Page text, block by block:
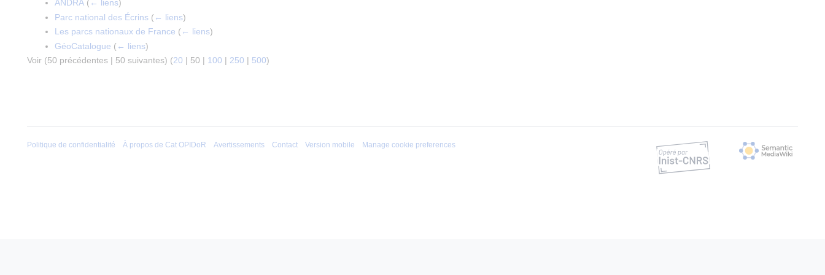
ANDRA ( ← liens)
Parc national des Écrins ( ← liens)
Les parcs nationaux de France ( ← liens)
GéoCatalogue ( ← liens)
Voir (50 précédentes | 50 suivantes) (20 | 50 | 100 | 250 | 500)
Politique de confidentialité À propos de Cat OPIDoR Avertissements Contact Version mobile Manage cookie preferences